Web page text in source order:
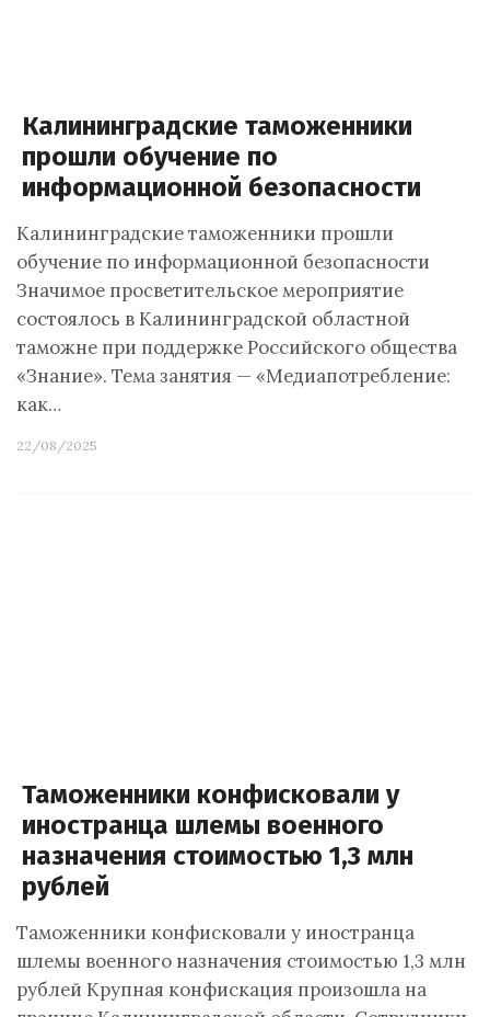
Калининградские таможенники
прошли обучение по
информационной безопасности
Калининградские таможенники прошли
обучение по информационной безопасности
Значимое просветительское мероприятие
состоялось в Калининградской областной
таможне при поддержке Российского общества
«Знание». Тема занятия — «Медиапотребление:
как…
22/08/2025
Таможенники конфисковали у
иностранца шлемы военного
назначения стоимостью 1,3 млн
рублей
Таможенники конфисковали у иностранца
шлемы военного назначения стоимостью 1,3 млн
рублей Крупная конфискация произошла на